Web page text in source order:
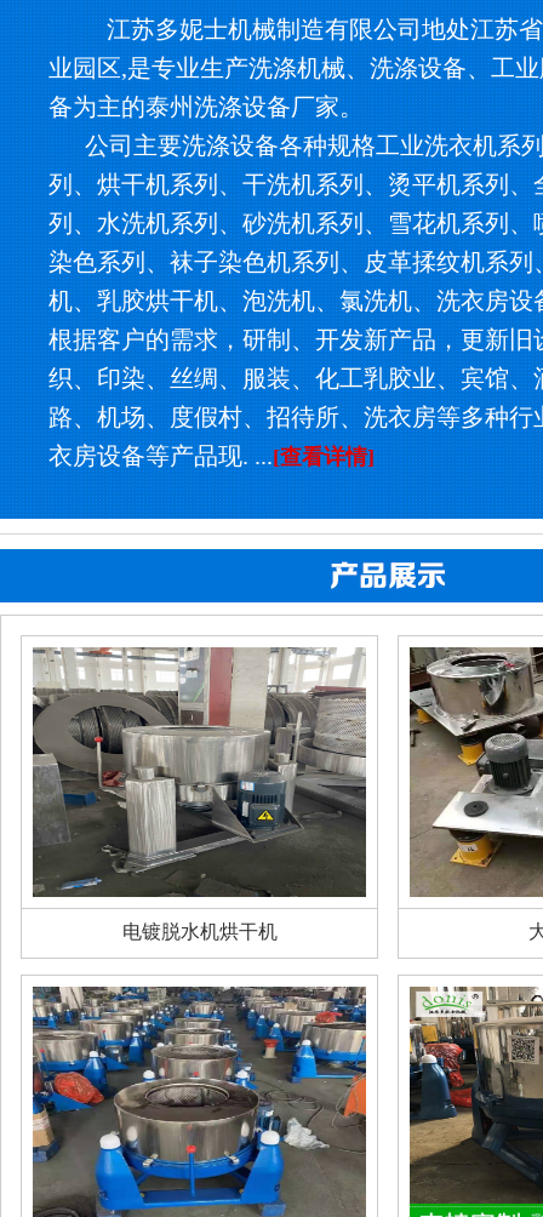
江苏多妮士机械制造有限公司地处江苏
业园区,是专业生产洗涤机械、洗涤设备、工
备为主的泰州洗涤设备厂家。
公司主要洗涤设备各种规格工业洗衣机系
列、烘干机系列、干洗机系列、烫平机系列、
列、水洗机系列、砂洗机系列、雪花机系列、
染色系列、袜子染色机系列、皮革揉纹机系列
机、乳胶烘干机、泡洗机、氯洗机、洗衣房设
根据客户的需求，研制、开发新产品，更新旧
织、印染、丝绸、服装、化工乳胶业、宾馆、
路、机场、度假村、招待所、洗衣房等多种行
衣房设备等产品现. ...[查看详情]
电镀脱水机烘干机